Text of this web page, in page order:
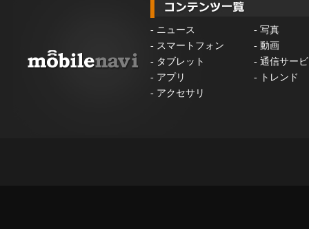
- ニュース - 写真
- スマートフォン - 動画
- タブレット - 通信サー
- アプリ -
トレンド
- アクセサリ